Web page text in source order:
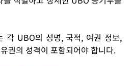
각 UBO의 성명, 국적, 여권 정보,
권의 성격이 포함되어야 합니다.